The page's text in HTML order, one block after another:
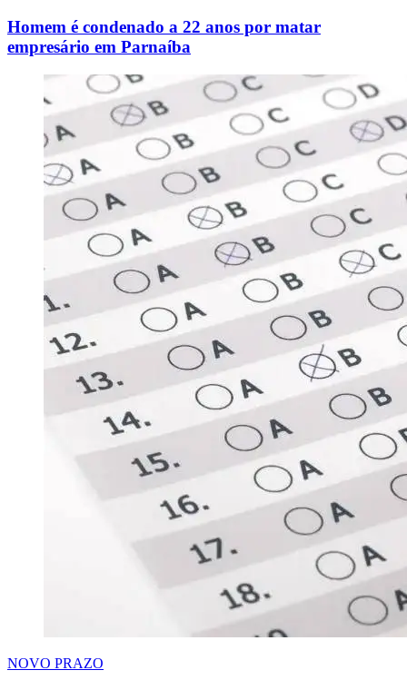
Homem é condenado a 22 anos por matar
empresário em Parnaíba
NOVO PRAZO